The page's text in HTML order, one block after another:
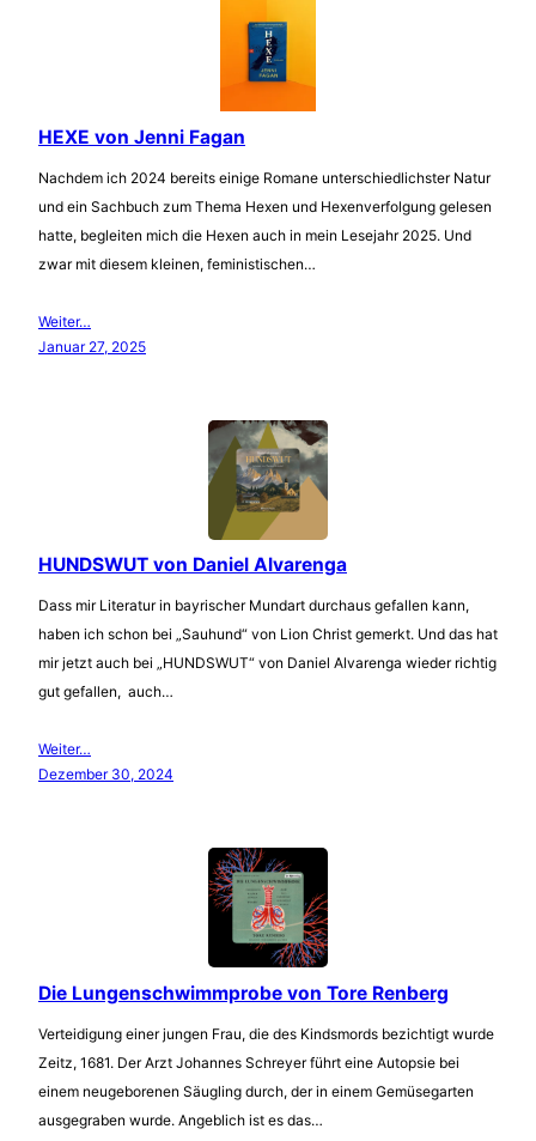
HEXE von Jenni Fagan
Nachdem ich 2024 bereits einige Romane unterschiedlichster Natur
und ein Sachbuch zum Thema Hexen und Hexenverfolgung gelesen
hatte, begleiten mich die Hexen auch in mein Lesejahr 2025. Und
zwar mit diesem kleinen, feministischen…
Weiter…
Januar 27, 2025
HUNDSWUT von Daniel Alvarenga
Dass mir Literatur in bayrischer Mundart durchaus gefallen kann,
haben ich schon bei „Sauhund“ von Lion Christ gemerkt. Und das hat
mir jetzt auch bei „HUNDSWUT“ von Daniel Alvarenga wieder richtig
gut gefallen, auch…
Weiter…
Dezember 30, 2024
Die Lungenschwimmprobe von Tore Renberg
Verteidigung einer jungen Frau, die des Kindsmords bezichtigt wurde
Zeitz, 1681. Der Arzt Johannes Schreyer führt eine Autopsie bei
einem neugeborenen Säugling durch, der in einem Gemüsegarten
ausgegraben wurde. Angeblich ist es das…